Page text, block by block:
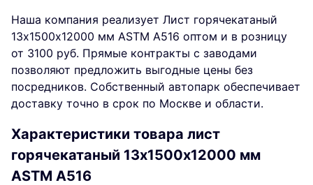
Наша компания реализует Лист горячекатаный
13х1500х12000 мм ASTM A516 оптом и в розницу
от 3100 руб. Прямые контракты с заводами
позволяют предложить выгодные цены без
посредников. Собственный автопарк обеспечивает
доставку точно в срок по Москве и области.
Характеристики товара лист
горячекатаный 13х1500х12000 мм
ASTM A516